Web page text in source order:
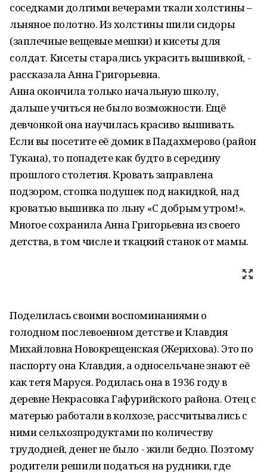
соседками долгими вечерами ткали холстины –
льняное полотно. Из холстины шили сидоры
(заплечные вещевые мешки) и кисеты для
солдат. Кисеты старались украсить вышивкой, -
рассказала Анна Григорьевна.
Анна окончила только начальную школу,
дальше учиться не было возможности. Ещё
девчонкой она научилась красиво вышивать.
Если вы посетите её домик в Падахмерово (район
Тукана), то попадете как будто в середину
прошлого столетия. Кровать заправлена
подзором, стопка подушек под накидкой, над
кроватью вышивка по льну «С добрым утром!».
Многое сохранила Анна Григорьевна из своего
детства, в том числе и ткацкий станок от мамы.
Поделилась своими воспоминаниями о
голодном послевоенном детстве и Клавдия
Михайловна Новокрещенская (Жерихова). Это по
паспорту она Клавдия, а односельчане знают её
как тетя Маруся. Родилась она в 1936 году в
деревне Некрасовка Гафурийского района. Отец с
матерью работали в колхозе, рассчитывались с
ними сельхозпродуктами по количеству
трудодней, денег не было - жили бедно. Поэтому
родители решили податься на рудники, где